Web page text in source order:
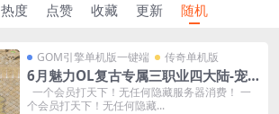
热度 点赞 收藏 更新 随机
GOM引擎单机版一键端 传奇单机版
6月魅力OL复古专属三职业四大陆-宠物
坐骑-复古耐玩-附带GM后台
一个会员打天下！无任何隐藏服务器消费！ 一
个会员打天下！无任何隐藏...